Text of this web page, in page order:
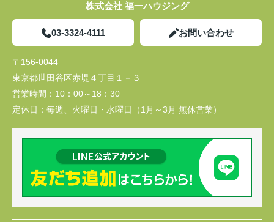
株式会社 福一ハウジング
03-3324-4111 お問い合わせ
〒156-0044
東京都世田谷区赤堤４丁目１－３
営業時間： 10：00～18：30
定休日： 毎週、火曜日・水曜日（1月～3月 無休営業）